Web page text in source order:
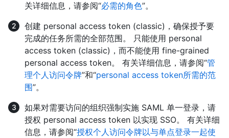
关详细信息，请参阅“必需的角色”。
创建 personal access token (classic)，确保授予要
完成的任务所需的全部范围。 只能使用 personal
access token (classic)，而不能使用 fine-grained
personal access token。 有关详细信息，请参阅“管
理个人访问令牌”和“personal access token所需的范
围”。
如果对需要访问的组织强制实施 SAML 单一登录，请
授权 personal access token 以实现 SSO。 有关详细
信息，请参阅“授权个人访问令牌以与单点登录一起使